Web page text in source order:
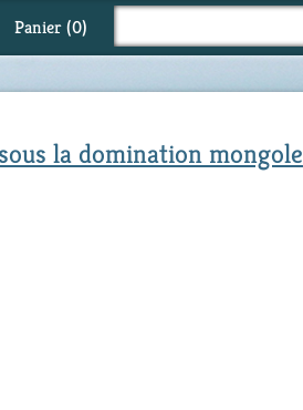
Panier (0)
la domination mongole